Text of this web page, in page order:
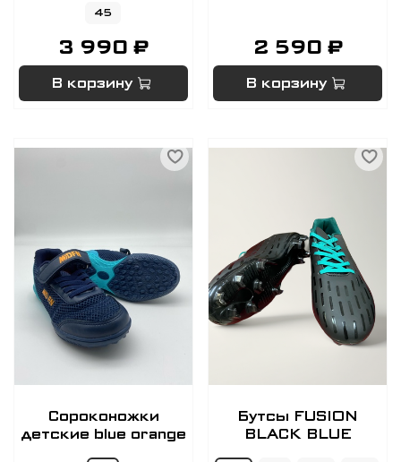
45
3 990 ₽
В корзину
2 590 ₽
В корзину
Сороконожки
детские blue orange
Бутсы FUSION
BLACK BLUE